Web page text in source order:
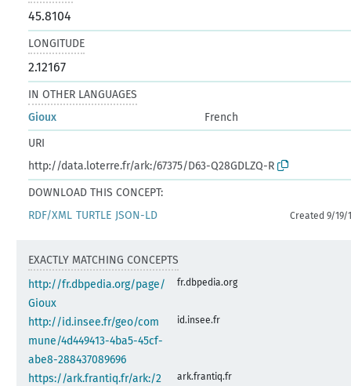
45.8104
LONGITUDE
2.12167
IN OTHER LANGUAGES
Gioux
French
URI
http://data.loterre.fr/ark:/67375/D63-Q28GDLZQ-R
DOWNLOAD THIS CONCEPT:
RDF/XML TURTLE JSON-LD Created 9/19/
EXACTLY MATCHING CONCEPTS
http://fr.dbpedia.org/page/
Gioux
fr.dbpedia.org
http://id.insee.fr/geo/com
mune/4d449413-4ba5-45cf-
abe8-288437089696
id.insee.fr
https://ark.frantiq.fr/ark:/2
ark.frantiq.fr